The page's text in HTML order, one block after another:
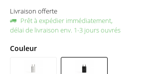
Livraison offerte
Prêt à expédier immédiatement,
délai de livraison env. 1-3 jours ouvrés
Couleur